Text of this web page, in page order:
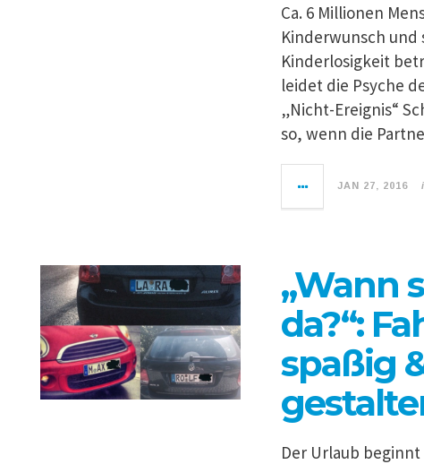
Ca. 6 Millionen
Kinderwunsch
Kinderlosigkeit
leidet die Psyche
„Nicht-Ereignis“
so, wenn die
JAN 27, 2016
„Wann
da?“:
spaßig
Der Urlaub